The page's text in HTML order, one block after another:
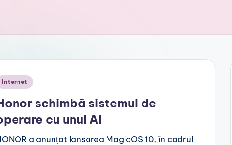
Internet
schimbă sistemul de
cu unul AI
a anunțat lansarea MagicOS 10, în cadrul